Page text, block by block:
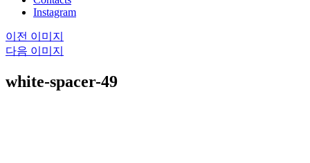
Instagram
이전 이미지
다음 이미지
white-spacer-49